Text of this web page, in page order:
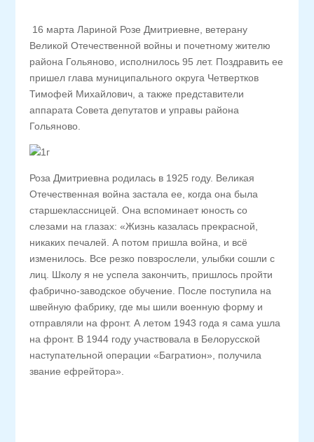
16 марта Лариной Розе Дмитриевне, ветерану
Великой Отечественной войны и почетному жителю
района Гольяново, исполнилось 95 лет. Поздравить ее
пришел глава муниципального округа Четвертков
Тимофей Михайлович, а также представители
аппарата Совета депутатов и управы района
Гольяново.
Роза Дмитриевна родилась в 1925 году. Великая
Отечественная война застала ее, когда она была
старшеклассницей. Она вспоминает юность со
слезами на глазах: «Жизнь казалась прекрасной,
никаких печалей. А потом пришла война, и всё
изменилось. Все резко повзрослели, улыбки сошли с
лиц. Школу я не успела закончить, пришлось пройти
фабрично-заводское обучение. После поступила на
швейную фабрику, где мы шили военную форму и
отправляли на фронт. А летом 1943 года я сама ушла
на фронт. В 1944 году участвовала в Белорусской
наступательной операции «Багратион», получила
звание ефрейтора».